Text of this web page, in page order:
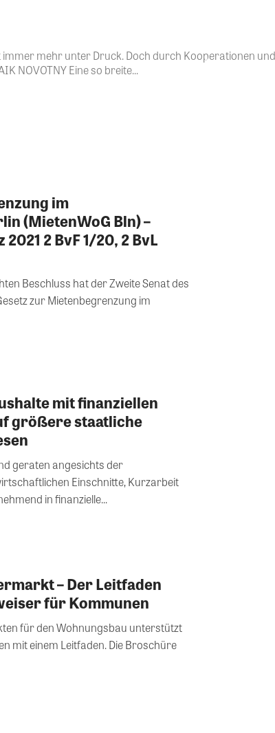
mehr unter Druck. Doch durch Kooperationen
NOVOTNY Eine so breite...
im
(MietenWoG Bln) –
2 BvF 1/20, 2 BvL
Beschluss hat der Zweite Senat des
zur Mietenbegrenzung im
mit finanziellen
größere staatliche
geraten angesichts der
Einschnitte, Kurzarbeit
in finanzielle...
– Der Leitfaden
für Kommunen
für den Wohnungsbau unterstützt
mit einem Leitfaden. Die Broschüre